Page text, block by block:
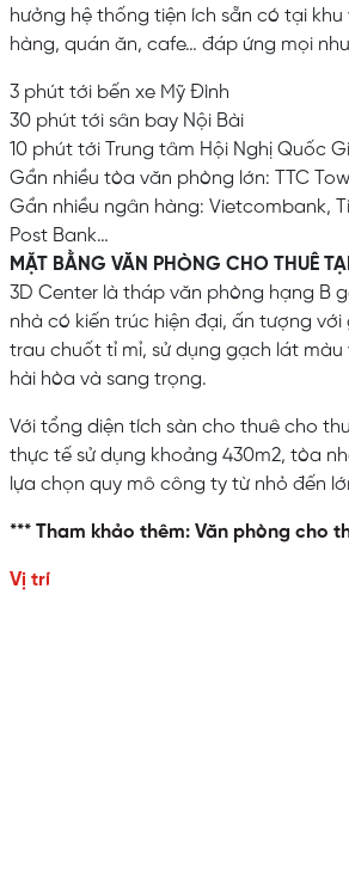
hưởng hệ thống tiện ích sẵn có tại
hàng, quán ăn, cafe… đáp ứng mọi
3 phút tới bến xe Mỹ Đình
30 phút tới sân bay Nội Bài
10 phút tới Trung tâm Hội Nghị Quốc
Gần nhiều tòa văn phòng lớn: TTC
Gần nhiều ngân hàng: Vietcombank,
Post Bank…
MẶT BẰNG VĂN PHÒNG CHO THUÊ
3D Center là tháp văn phòng hạng B
nhà có kiến trúc hiện đại, ấn tượng
trau chuốt tỉ mỉ, sử dụng gạch lát
hài hòa và sang trọng.
Với tổng diện tích sàn cho thuê cho
thực tế sử dụng khoảng 430m2, tòa
lựa chọn quy mô công ty từ nhỏ đến
*** Tham khảo thêm: Văn phòng cho
Vị trí